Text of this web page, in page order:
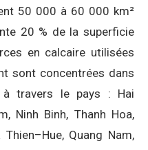
50 000 à 60 000 km²
20 % de la superficie
en calcaire utilisées
sont concentrées dans
à travers le pays : Hai
Ninh Binh, Thanh Hoa,
Quang Nam,